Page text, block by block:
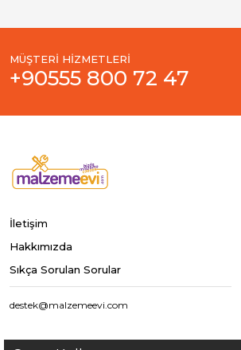
MÜŞTERİ HİZMETLERİ
+90555 800 72 47
İletişim
Hakkımızda
Sıkça Sorulan Sorular
destek@malzemeevi.com